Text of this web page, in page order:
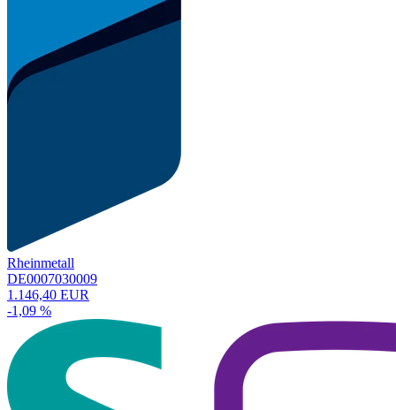
Rheinmetall
DE0007030009
1.146,40 EUR
-1,09 %